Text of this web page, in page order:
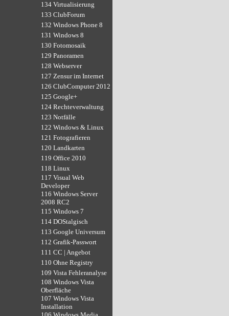
134 Virtualisierung
133 ClubForum
132 Windows Phone 8
131 Windows 8
130 Fotomosaik
129 Panoramen
128 Webserver
127 Zensur im Internet
126 ClubComputer 2012
125 Google+
124 Rechteverwaltung
123 Notfälle
122 Windows & Linux
121 Fotografieren
120 Landkarten
119 Office 2010
118 Linux
117 Visual Web
Developer
116 Windows Server
2008 RC2
115 Windows 7
114 DOStalgisch
113 Google Universum
112 Grafik-Passwort
111 CC | Angebot
110 Ohne Registry
109 Vista Fehleranalyse
108 Windows Vista
Oberfläche
107 Windows Vista
Installation